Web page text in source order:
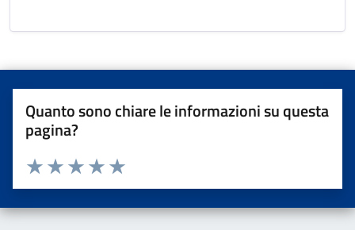
Quanto sono chiare le informazioni su questa
pagina?
Valuta da 1 a 5 stelle la pagina
Valuta 5 stelle su 5
Valuta 4 stelle su 5
Valuta 3 stelle su 5
Valuta 2 stelle su 5
Valuta una stella su 5